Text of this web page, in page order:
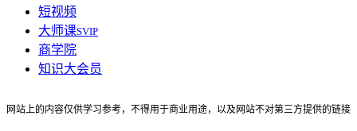
短视频
大师课SVIP
商学院
知识大会员
网站上的内容仅供学习参考，不得用于商业用途，以及网站不对第三方提供的链接